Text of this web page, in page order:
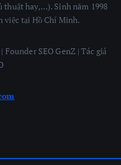
thuật hay,…). Sinh năm 1998
việc tại Hồ Chí Minh.
SEO GenZ | Tác giả